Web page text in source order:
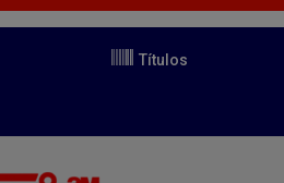
Títulos